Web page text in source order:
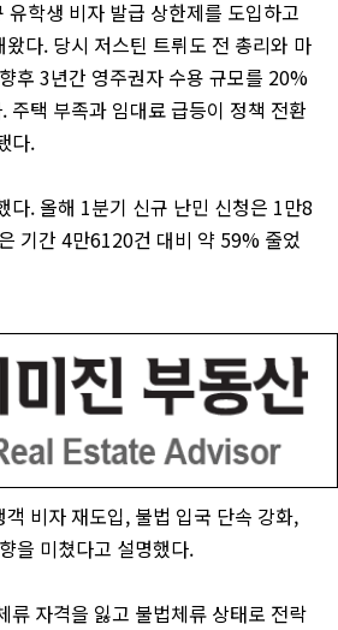
유학생 비자 발급 상한제를 도입하고
다. 당시 저스틴 트뤼도 전 총리와 마
후 3년간 영주권자 수용 규모를 20%
주택 부족과 임대료 급등이 정책 전환
다.
다. 올해 1분기 신규 난민 신청은 1만8
기간 4만6120건 대비 약 59% 줄었
비자 재도입, 불법 입국 단속 강화,
을 미쳤다고 설명했다.
류 자격을 잃고 불법체류 상태로 전락